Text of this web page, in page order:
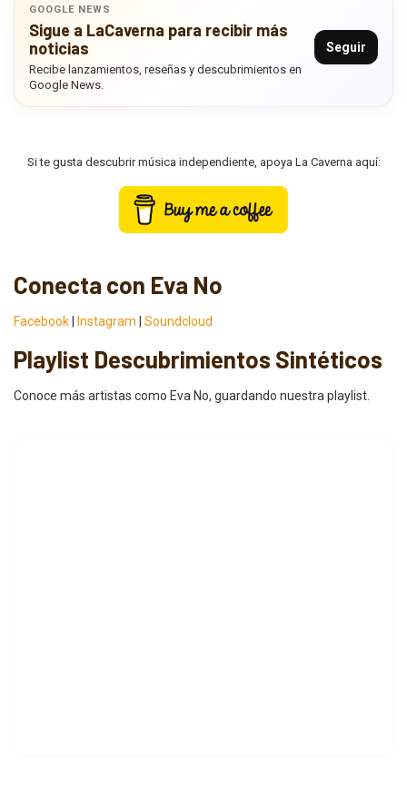
GOOGLE NEWS
Sigue a LaCaverna para recibir más
noticias
Recibe lanzamientos, reseñas y descubrimientos en
Google News.
Seguir
Si te gusta descubrir música independiente, apoya La Caverna aquí:
Conecta con Eva No
Facebook Instagram Soundcloud
Playlist Descubrimientos Sintéticos
Conoce más artistas como Eva No, guardando nuestra playlist.